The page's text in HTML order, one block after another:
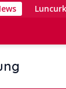
Digination,